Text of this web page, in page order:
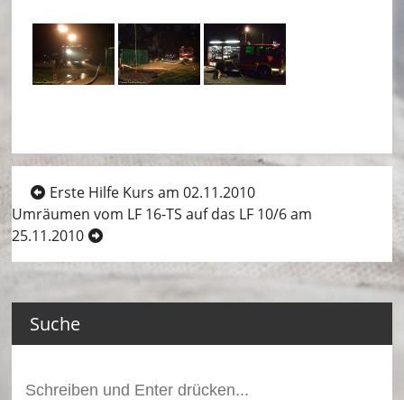
m
–
ö
s
c
h
ei
n
h
ei
Beitragsnavigation
Erste Hilfe Kurs am 02.11.2010
Umräumen vom LF 16-TS auf das LF 10/6 am
25.11.2010
Suche
nach: